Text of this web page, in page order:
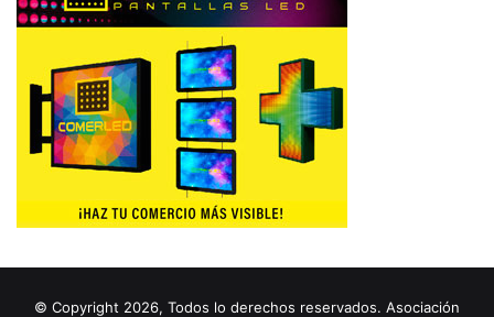
© Copyright 2026, Todos lo derechos reservados. Asociación